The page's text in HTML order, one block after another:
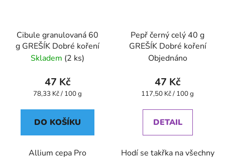
Cibule granulovaná 60
g GREŠÍK Dobré koření
Skladem (2 ks)
47 Kč
Měrná
78,33 Kč / 100 g
DO KOŠÍKU
Allium cepa Pro
Pepř černý celý 40 g
GREŠÍK Dobré koření
Objednáno
47 Kč
Měrná
117,50 Kč / 100 g
DETAIL
Hodí se takřka na všechny